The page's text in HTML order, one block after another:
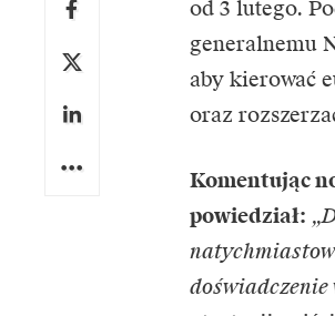
od 3 lutego.
generalnemu
aby kierować
oraz
Komentując
powiedział: